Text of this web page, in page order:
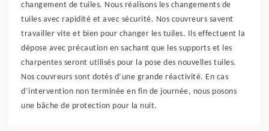
changement de tuiles. Nous réalisons les changements de
tuiles avec rapidité et avec sécurité. Nos couvreurs savent
travailler vite et bien pour changer les tuiles. Ils effectuent la
dépose avec précaution en sachant que les supports et les
charpentes seront utilisés pour la pose des nouvelles tuiles.
Nos couvreurs sont dotés d’une grande réactivité. En cas
d’intervention non terminée en fin de journée, nous posons
une bâche de protection pour la nuit.